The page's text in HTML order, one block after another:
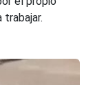
trabajar.